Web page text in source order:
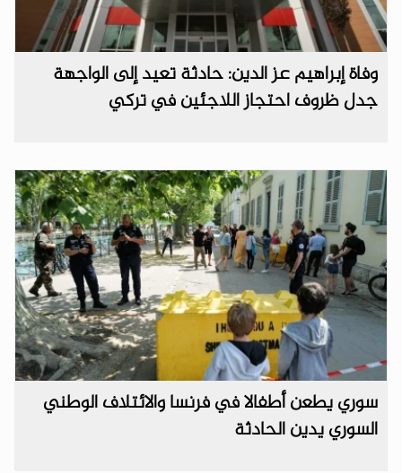
وفاة إبراهيم عز الدين: حادثة تعيد إلى الواجهة
جدل ظروف احتجاز اللاجئين في تركي
سوري يطعن أطفالا في فرنسا والائتلاف الوطني
السوري يدين الحادثة